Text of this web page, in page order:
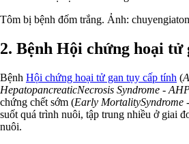
Tôm bị bệnh đốm trắng. Ảnh:
2. Bệnh Hội chứng hoại tử
Bệnh Hội chứng hoại tử gan tụy cấp tính (
HepatopancreaticNecrosis Syndrome -
chứng chết sớm (Early MortalitySyndrome
suốt quá trình nuôi, tập trung nhiều ở giai
nuôi.